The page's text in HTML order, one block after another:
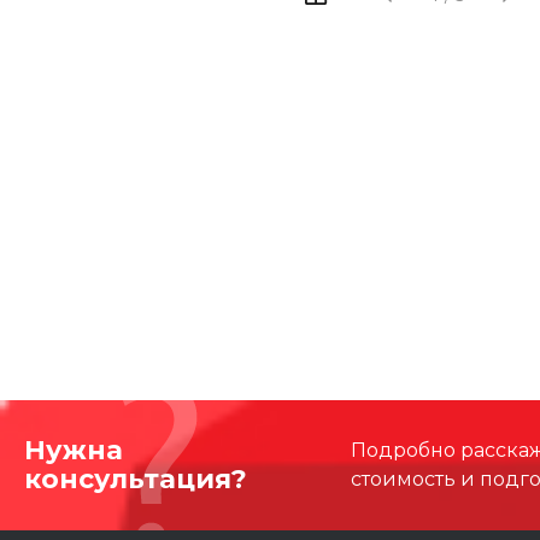
Нужна
консультация?
Подробно
стоимость и